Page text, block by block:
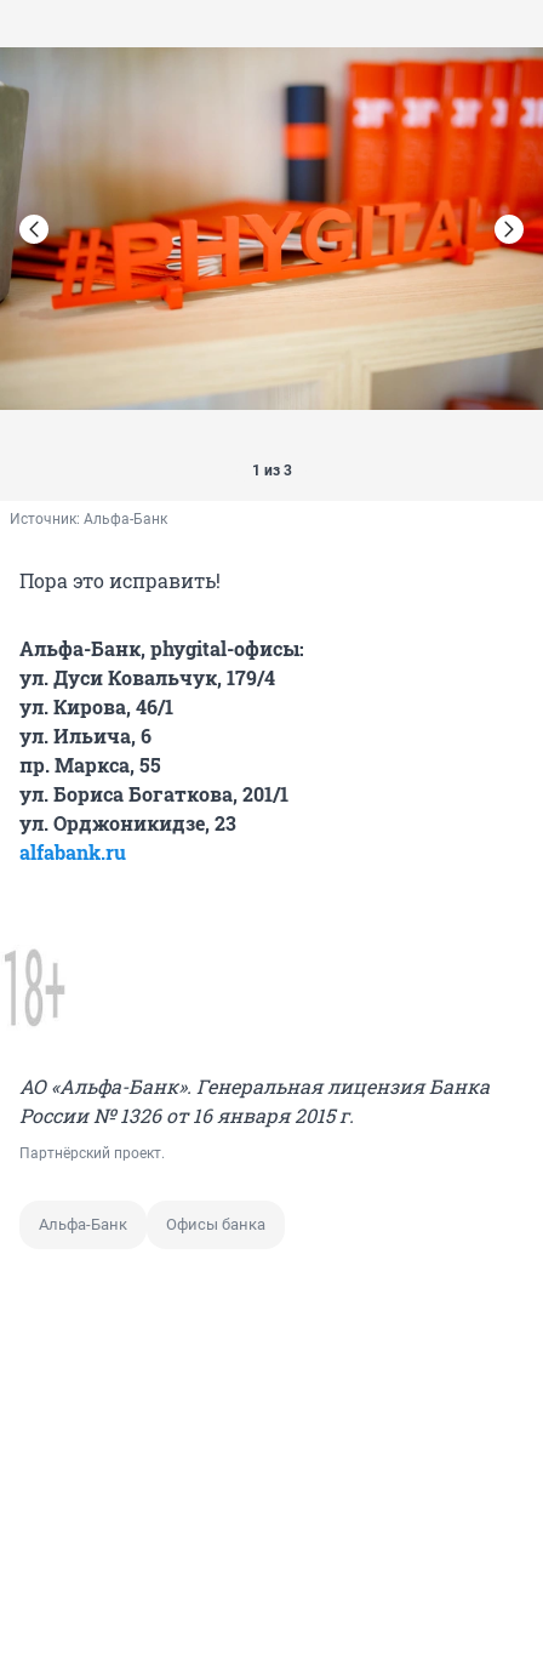
1 из 3
Источник: Альфа-Банк
Пора это исправить!
Альфа-Банк, phygital-офисы:
ул. Дуси Ковальчук, 179/4
ул. Кирова, 46/1
ул. Ильича, 6
пр. Маркса, 55
ул. Бориса Богаткова, 201/1
ул. Орджоникидзе, 23
alfabank.ru
АО «Альфа-Банк». Генеральная лицензия Банка
России № 1326 от 16 января 2015 г.
Партнёрский проект.
Альфа-Банк Офисы банка